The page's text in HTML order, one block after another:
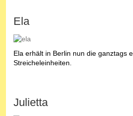
Ela
Ela erhält in Berlin nun die ganztags
Streicheleinheiten.
Julietta